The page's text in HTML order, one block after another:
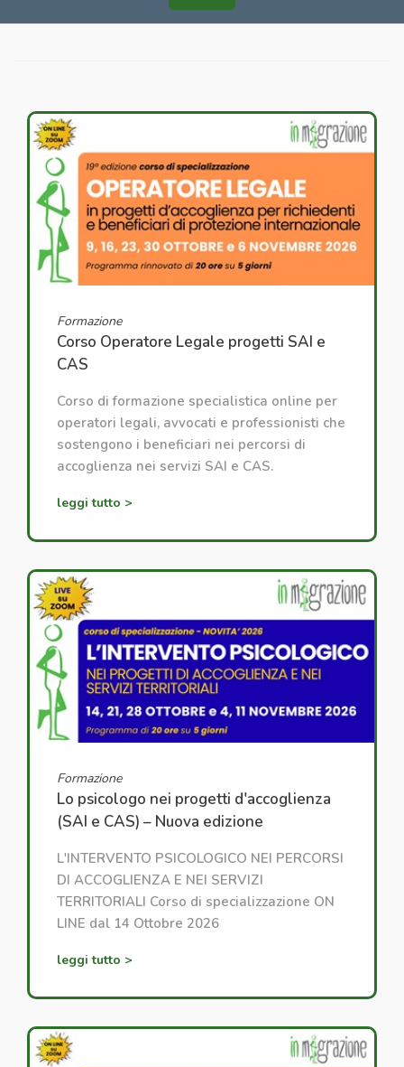
Formazione
Corso Operatore Legale progetti SAI e
CAS
Corso di formazione specialistica online per
operatori legali, avvocati e professionisti che
sostengono i beneficiari nei percorsi di
accoglienza nei servizi SAI e CAS.
leggi tutto >
Formazione
Lo psicologo nei progetti d'accoglienza
(SAI e CAS) – Nuova edizione
L'INTERVENTO PSICOLOGICO NEI PERCORSI
DI ACCOGLIENZA E NEI SERVIZI
TERRITORIALI Corso di specializzazione ON
LINE dal 14 Ottobre 2026
leggi tutto >